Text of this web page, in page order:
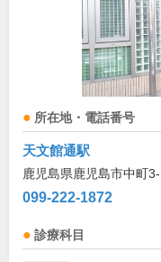
所在地・電話番号
天文館通駅
鹿児島県鹿児島市中町
099-222-1872
診療科目